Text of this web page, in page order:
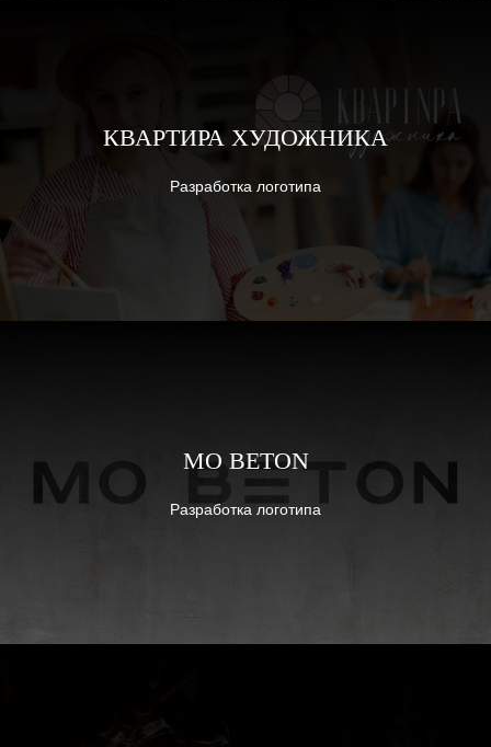
КВАРТИРА ХУДОЖНИКА
Разработка логотипа
MO BETON
Разработка логотипа